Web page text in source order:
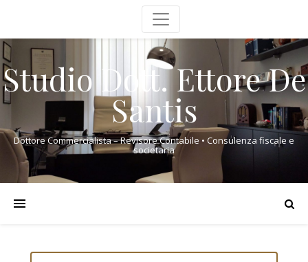
Studio Dott. Ettore De
Santis
Dottore Commercialista – Revisore Contabile • Consulenza fiscale e
societaria